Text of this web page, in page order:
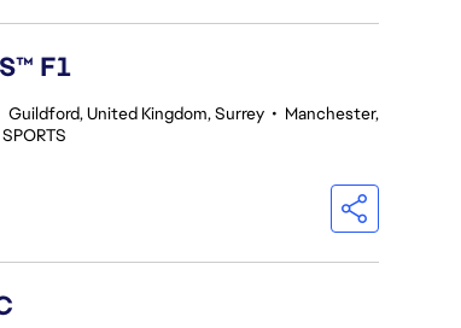
F1
Guildford, United Kingdom, Surrey • Manchester,